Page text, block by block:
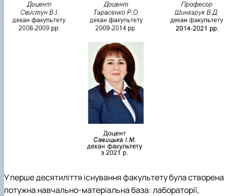
У перше десятиліття існування факультету була створена
потужна навчально-матеріальна база: лабораторії,